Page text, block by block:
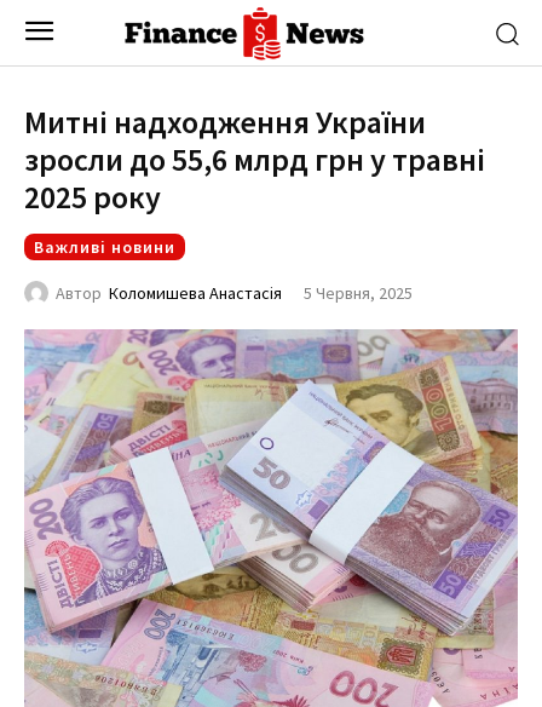
Митні надходження України
зросли до 55,6 млрд грн у травні
2025 року
Важливі новини
Автор Коломишева Анастасія 5 Червня, 2025